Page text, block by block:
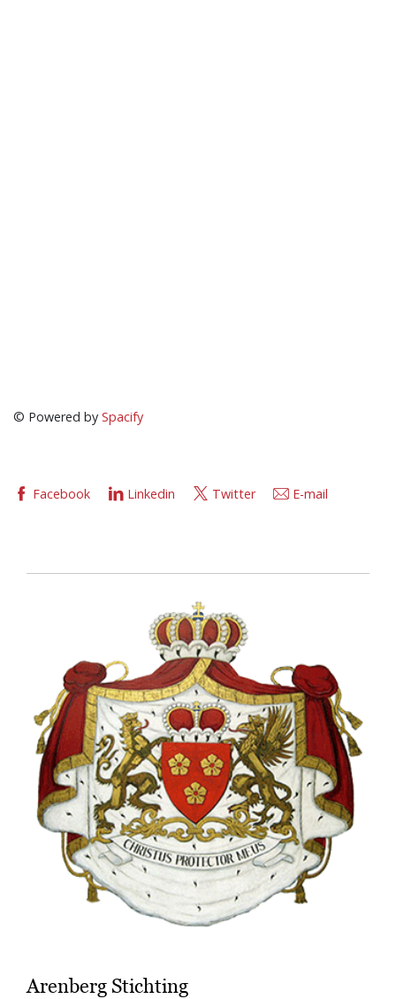
© Powered by Spacify
Facebook Linkedin Twitter E-mail
Arenberg Stichting